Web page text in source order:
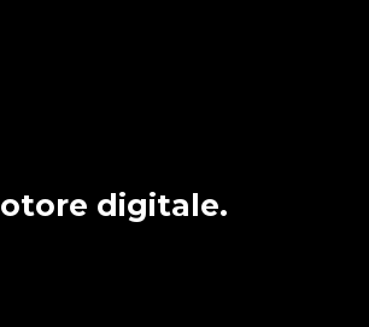
Motore digitale.